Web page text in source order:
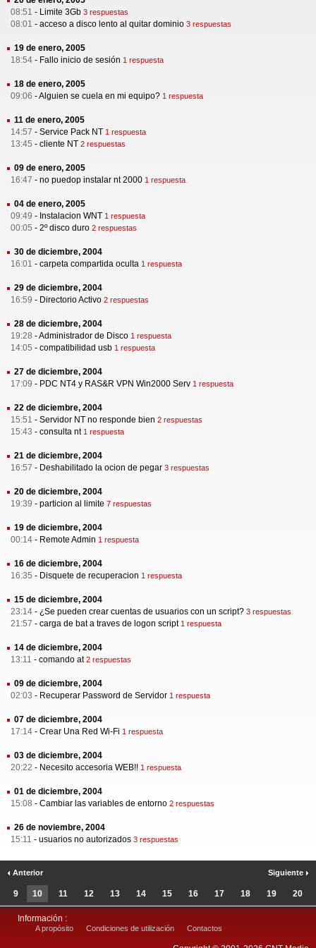
08:51 - Limite 3Gb 3 respuestas
08:01 - acceso a disco lento al quitar dominio 3 respuestas
19 de enero, 2005
18:54 - Fallo inicio de sesión 1 respuesta
18 de enero, 2005
09:06 -Alguien se cuela en mi equipo? 1 respuesta
11 de enero, 2005
14:57 - Service Pack NT 1 respuesta
13:45 - cliente NT 2 respuestas
09 de enero, 2005
16:47 - no puedop instalar nt 2000 1 respuesta
04 de enero, 2005
09:49 - Instalacion WNT 1 respuesta
00:05 - 2º disco duro 2 respuestas
30 de diciembre, 2004
16:01 - carpeta compartida oculta 1 respuesta
29 de diciembre, 2004
16:59 - Directorio Activo 2 respuestas
28 de diciembre, 2004
19:28 -Administrador de Disco 1 respuesta
14:05 - compatibilidad usb 1 respuesta
27 de diciembre, 2004
17:09 - PDC NT4 y RAS&R VPN Win2000 Serv 1 respuesta
22 de diciembre, 2004
15:51 - Servidor NT no responde bien 2 respuestas
15:43 - consulta nt 1 respuesta
21 de diciembre, 2004
16:57 - Deshabilitado la ocion de pegar 3 respuestas
20 de diciembre, 2004
19:39 - particion al limite 7 respuestas
19 de diciembre, 2004
00:14 - Remote Admin 1 respuesta
16 de diciembre, 2004
16:35 - Disquete de recuperacion 1 respuesta
15 de diciembre, 2004
23:14 - ¿Se pueden crear cuentas de usuarios con un script? 3 respuestas
21:57 - carga de bat a traves de logon script 1 respuesta
14 de diciembre, 2004
13:11 - comando at 2 respuestas
09 de diciembre, 2004
02:03 - Recuperar Password de Servidor 1 respuesta
07 de diciembre, 2004
17:14 - Crear Una Red Wi-Fi 1 respuesta
03 de diciembre, 2004
20:22 - Necesito accesoria WEB!! 1 respuesta
01 de diciembre, 2004
15:08 - Cambiar las variables de entorno 2 respuestas
26 de noviembre, 2004
15:11 - usuarios no autorizados 3 respuestas
Anterior
9 10 11 12 13 14 15 16 17 18 19 20
Siguiente
Información :
A propósito Condiciones de utilización Contactos